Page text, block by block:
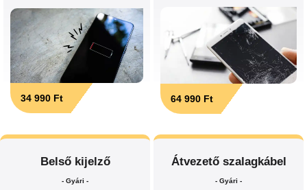
34 990 Ft 64 990 Ft
Belső kijelző
- Gyári -
Átvezető szalagkábel
- Gyári -